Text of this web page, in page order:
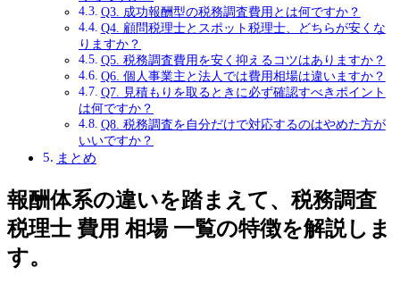
Q3. 成功報酬型の税務調査費用とは何ですか？
Q4. 顧問税理士とスポット税理士、どちらが安くな
りますか？
Q5. 税務調査費用を安く抑えるコツはありますか？
Q6. 個人事業主と法人では費用相場は違いますか？
Q7. 見積もりを取るときに必ず確認すべきポイント
は何ですか？
Q8. 税務調査を自分だけで対応するのはやめた方が
いいですか？
まとめ
報酬体系の違いを踏まえて、税務調査
税理士 費用 相場 一覧の特徴を解説しま
す。